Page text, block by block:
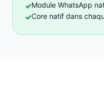
✓Module WhatsApp
✓Core natif dans